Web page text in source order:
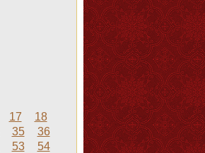
17
18
35
36
53
54